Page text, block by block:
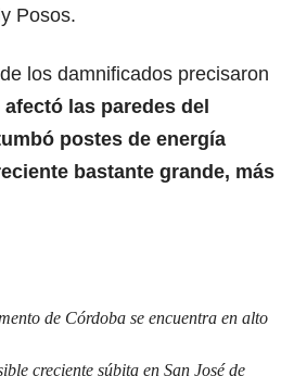
Posos.
los damnificados precisaron
las paredes del
postes de energía
bastante grande, más
de Córdoba se encuentra en alto
creciente súbita en San José de